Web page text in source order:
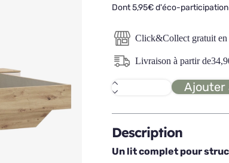
Dont 5,95€ d'éco-
Click&Collect gratuit en
Livraison à partir de
quantité
de
Lit
160
+
chevets
suspendus
Ajouter
Description
Un lit complet pour